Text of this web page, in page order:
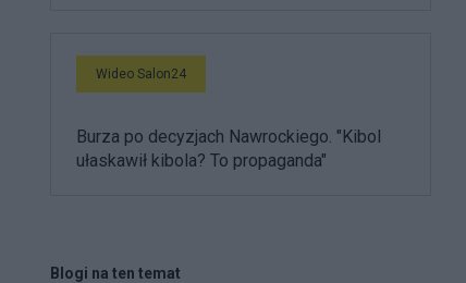
Wideo Salon24
Burza po decyzjach Nawrockiego. "Kibol
ułaskawił kibola? To propaganda"
Blogi na ten temat